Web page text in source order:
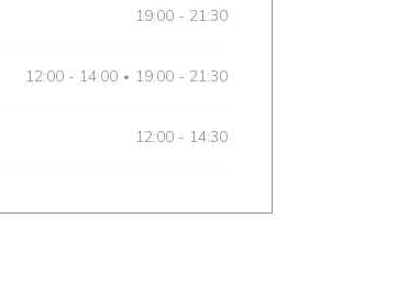
19:00 - 21:30
12:00 - 14:00 • 19:00 - 21:30
12:00 - 14:30